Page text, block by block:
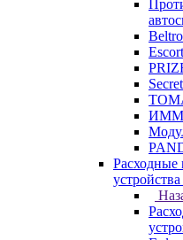
Расходные
устройства